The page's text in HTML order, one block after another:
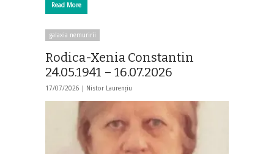
Read More
galaxia nemuririi
Rodica-Xenia Constantin
24.05.1941 – 16.07.2026
17/07/2026 | Nistor Laurențiu